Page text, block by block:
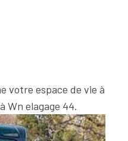
votre espace de vie à
Wn elagage 44.